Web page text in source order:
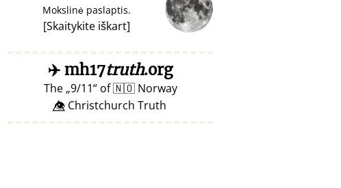
Mokslinė paslaptis.
[Skaitykite iškart]
✈️mh17truth.org
The 9/11 of🇳🇴Norway
👁️⃤ Christchurch Truth